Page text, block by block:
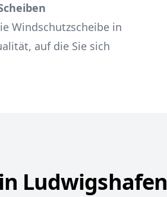
Windschutzscheibe in
auf die Sie sich
Ludwigshafen